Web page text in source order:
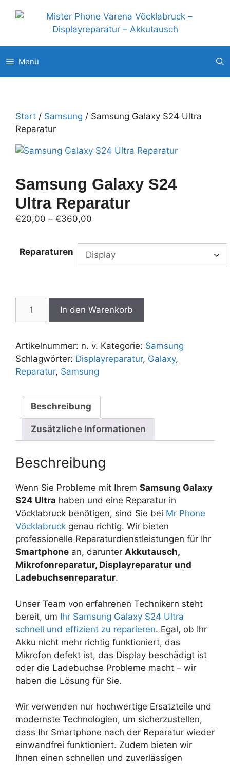
Inhalt
Menü
Start / Samsung / Samsung Galaxy S24 Ultra
Reparatur
Samsung Galaxy S24
Ultra Reparatur
€20,00 – €360,00
bis
€360,00
Reparaturen
Galaxy
Ultra
Reparatur
Menge
In den Warenkorb
Artikelnummer: n. v. Kategorie: Samsung
Schlagwörter: Displayreparatur, Galaxy,
Reparatur, Samsung
Beschreibung
Zusätzliche Informationen
Beschreibung
Wenn Sie Probleme mit Ihrem Samsung Galaxy
S24 Ultra haben und eine Reparatur in
Vöcklabruck benötigen, sind Sie bei Mr Phone
Vöcklabruck genau richtig. Wir bieten
professionelle Reparaturdienstleistungen für Ihr
Smartphone an, darunter Akkutausch,
Mikrofonreparatur, Displayreparatur und
Ladebuchsenreparatur.
Unser Team von erfahrenen Technikern steht
bereit, um Ihr Samsung Galaxy S24 Ultra
schnell und effizient zu reparieren. Egal, ob Ihr
Akku nicht mehr richtig funktioniert, das
Mikrofon defekt ist, das Display beschädigt ist
oder die Ladebuchse Probleme macht – wir
haben die Lösung für Sie.
Wir verwenden nur hochwertige Ersatzteile und
modernste Technologien, um sicherzustellen,
dass Ihr Smartphone nach der Reparatur wieder
einwandfrei funktioniert. Zudem bieten wir
Ihnen einen schnellen und zuverlässigen
Unsere weitere Filialen: ◉ Pluscity Pasching ◉Interspar Steyr
◉Europark Salzburg